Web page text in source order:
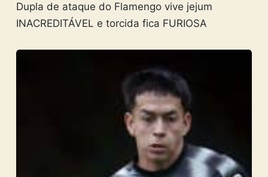
Dupla de ataque do Flamengo vive jejum
INACREDITÁVEL e torcida fica FURIOSA